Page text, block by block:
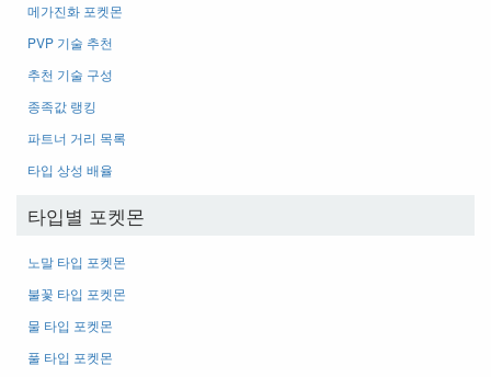
메가진화 포켓몬
PVP 기술 추천
추천 기술 구성
종족값 랭킹
파트너 거리 목록
타입 상성 배율
타입별 포켓몬
노말 타입 포켓몬
불꽃 타입 포켓몬
물 타입 포켓몬
풀 타입 포켓몬